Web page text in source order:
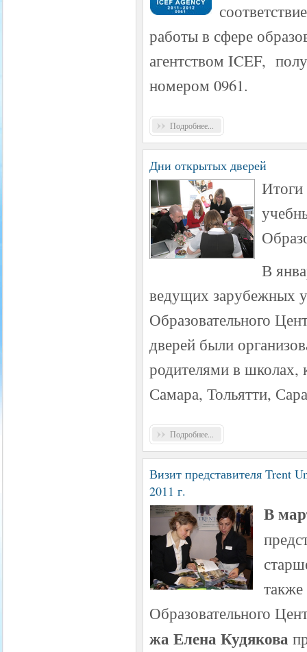
работы в сфере
агентством ICEF,
номером 0961.
Подробнее...
Дни открытых дверей
В
ведущих зарубежных
Образовательного
дверей были
родителями в школах,
Самара, Тольятти,
Подробнее...
Визит представителя Trent
2011 г.
В
Образовательного
жа Елена Кудякова